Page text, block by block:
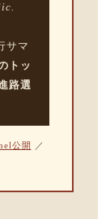
サマ
トッ
路選
公開
／